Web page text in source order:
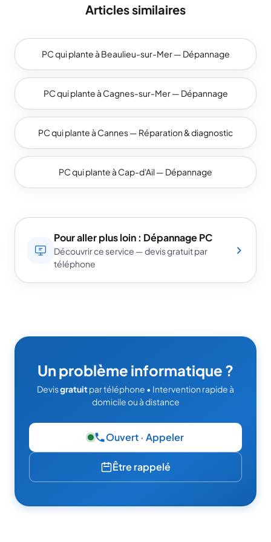
Articles similaires
PC qui plante à Beaulieu-sur-Mer — Dépannage
PC qui plante à Cagnes-sur-Mer — Dépannage
PC qui plante à Cannes — Réparation & diagnostic
PC qui plante à Cap-d'Ail — Dépannage
Pour aller plus loin : Dépannage PC
Découvrir ce service — devis gratuit par
téléphone
Un problème informatique ?
Devisgratuitpar téléphone • Intervention rapide à
domicile ou à distance
Ouvert · Appeler— 06 49 95 52 86
Être rappelé